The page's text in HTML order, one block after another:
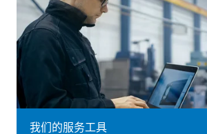
我们的服务工具